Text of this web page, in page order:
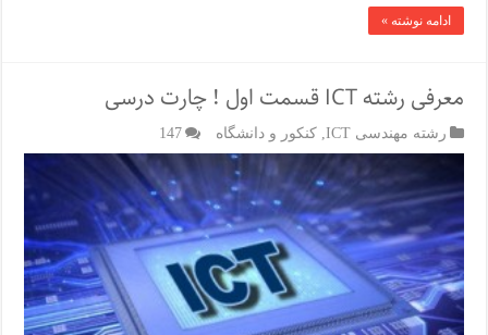
ادامه نوشته »
معرفی رشته ICT قسمت اول ! چارت درسی
رشته مهندسی ICT ,کنکور و دانشگاه 147